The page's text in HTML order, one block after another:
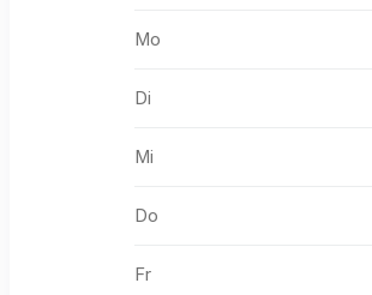
Mo
Di
Mi
Do
Fr